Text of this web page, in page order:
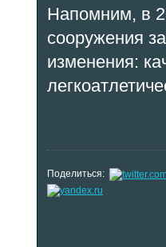
Напомним, в
сооружения
изменения:
Поделиться: